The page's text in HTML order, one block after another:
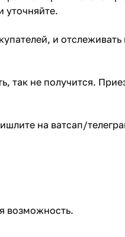
уточняйте.
и
так не получится.
на ватсап/
возможность.